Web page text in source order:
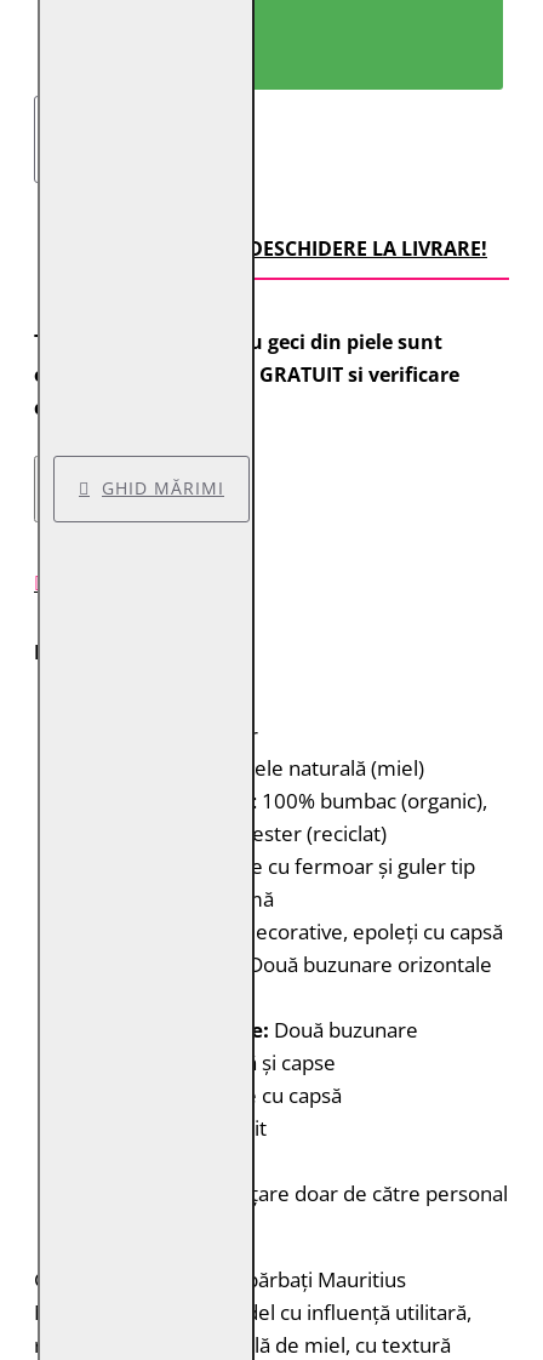
TRANSPORT CU DESCHIDERE LA LIVRARE!
Toate comenzile pentru geci din piele sunt
expediate cu transport GRATUIT si verificare
colet.
GHID MĂRIMI
Descriere produs
MMDaxter
100% piele naturală (miel)
Corp: 100% bumbac (organic),
Mâneci: 100% poliester (reciclat)
Geacă de piele cu fermoar și guler tip
cămașă cu cataramă
Cusături decorative, epoleți cu capsă
Două buzunare orizontale
Buzunare laterale: Două buzunare
orizontale cu clapă și capse
Închidere cu capsă
Regular Fit
Curățare doar de către personal
Geaca de piele pentru bărbați Mauritius
MMDaxter este un model cu influență utilitară,
realizat din piele naturală de miel, cu textură